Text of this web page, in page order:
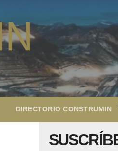
DIRECTORIO CONSTRUMIN